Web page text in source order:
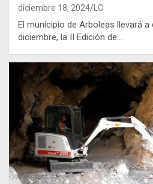
diciembre 18, 2024 LC
El municipio de Arboleas llevará
diciembre, la II Edición de…